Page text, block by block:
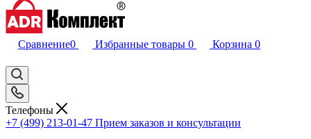
Сравнение0 Избранные товары 0 Корзина 0
Телефоны
+7 (499) 213-01-47 Прием заказов и консультации